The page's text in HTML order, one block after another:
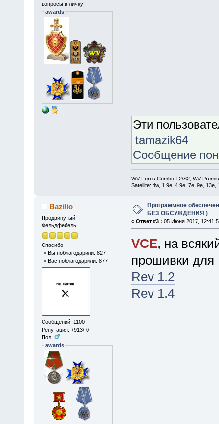
вопросы в личку!
awards
Эти
tamazik64
Сообщение
WV Foros Combo T2/S2, WV
Satellite: 4w, 1.9е, 4.9e, 7e, 9e,
Bazilio
Продвинутый
Фельдфебель
Спасибо
-> Вы поблагодарили: 827
-> Вас поблагодарили: 877
Сообщений: 1100
Репутация: +913/-0
Пол:
awards
Программное
БЕЗ ОБСУЖДЕНИЯ )
« Ответ #3 : 05 Июня 2017,
VCE, на
прошивки для
Rev 1.2
Rev 1.4